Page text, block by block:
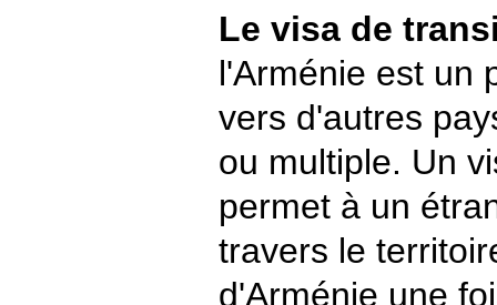
Le visa de
l'Arménie est un
vers d'autres
ou multiple. Un
permet à un
travers le
d'Arménie une